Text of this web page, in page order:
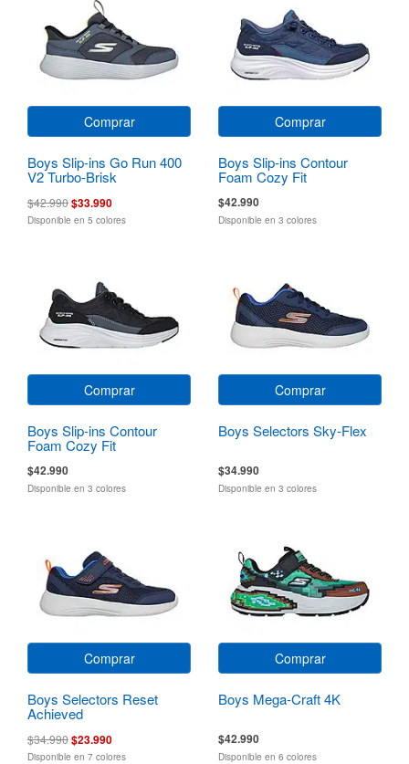
Comprar
Boys Slip-ins Go Run 400
V2 Turbo-Brisk
$42.990$33.990
Disponible en 5 colores
Comprar
Boys Slip-ins Contour
Foam Cozy Fit
$42.990
Disponible en 3 colores
Comprar
Boys Slip-ins Contour
Foam Cozy Fit
$42.990
Disponible en 3 colores
Comprar
Boys Selectors Sky-Flex
$34.990
Disponible en 3 colores
Comprar
Boys Selectors Reset
Achieved
$34.990$23.990
Disponible en 7 colores
Comprar
Boys Mega-Craft 4K
$42.990
Disponible en 6 colores